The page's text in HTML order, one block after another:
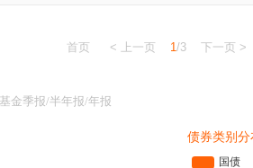
首页 < 上一页 1/3 下一页 >
金季报/半年报/年报
债券类别分